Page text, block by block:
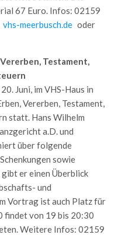
67 Euro. Infos: 02159
vhs-meerbusch.de oder
Testament,
Juni, im VHS-Haus in
Vererben, Testament,
statt. Hans Wilhelm
a.D. und
über folgende
sowie
er einen Überblick
und
Vortrag ist auch Platz für
findet von 19 bis 20:30
Weitere Infos: 02159